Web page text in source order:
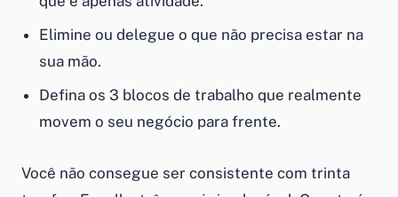
Elimine ou delegue o que não precisa estar na
sua mão.
Defina os 3 blocos de trabalho que realmente
movem o seu negócio para frente.
Você não consegue ser consistente com trinta